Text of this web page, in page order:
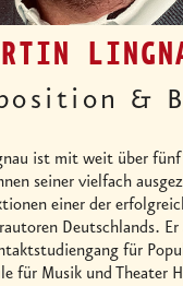
&
ist mit weit über
seiner vielfach
einer der
Deutschlands.
für
für Musik und Theater